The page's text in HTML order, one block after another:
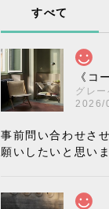
すべて
《コ
グレ
2026/
事前問い合わせさ
願いしたいと思いま